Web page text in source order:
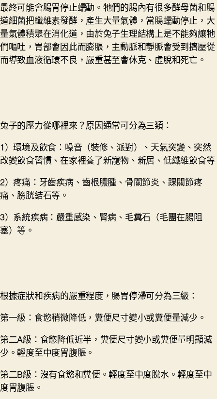
最終可能會腸胃停止蠕動。牠們的腸內有很多酵母菌和腸
道細菌把纖維素發酵，產生大量氣體，當腸蠕動停止，大
量氣體積聚在消化道，由於兔子生理結構上是不能夠讓牠
們嘔吐，胃部會因此而膨脹，主動脈和靜脈會受到擠壓從
而導致血液循環不良，嚴重甚至會休克、虛脫和死亡。
兔子的壓力從哪裡來？原因通常可分為三類：
1）環境及飲食：噪音（裝修、派對）、天氣突變、突然
改變飲食習慣、在家裡養了新寵物、新居、低纖維飲食等
2）疼痛：牙齒疾病、齒根膿腫、骨關節炎、踝關節疼
痛、膀胱結石等。
3）系統疾病：嚴重感染、腎病、毛糞石（毛團在腸阻
塞）等。
根據症狀和疾病的嚴重程度，腸胃停滯可分為三級：
第一級：食慾稍微降低，糞便尺寸變小或糞便量減少。
第二A級：食慾降低近半，糞便尺寸變小或糞便量明顯減
少。輕度至中度胃腹脹。
第二B級：沒有食慾和糞便。輕度至中度脫水。輕度至中
度胃腹脹。